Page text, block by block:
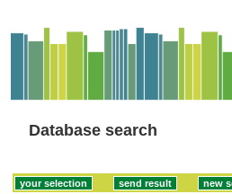
Database search